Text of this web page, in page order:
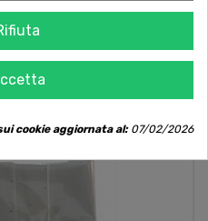
ANCHE
cookie aggiornata al:07/02/2026